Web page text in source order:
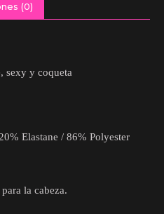
(0)
sexy y coqueta
Elastane / 86% Polyester
la cabeza.